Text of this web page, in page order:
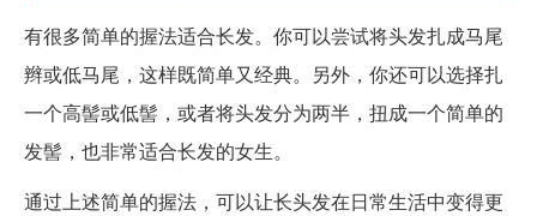
有很多简单的握法适合长发。你可以尝试将头发扎成马尾
辫或低马尾，这样既简单又经典。另外，你还可以选择扎
一个高髻或低髻，或者将头发分为两半，扭成一个简单的
发髻，也非常适合长发的女生。
通过上述简单的握法，可以让长头发在日常生活中变得更